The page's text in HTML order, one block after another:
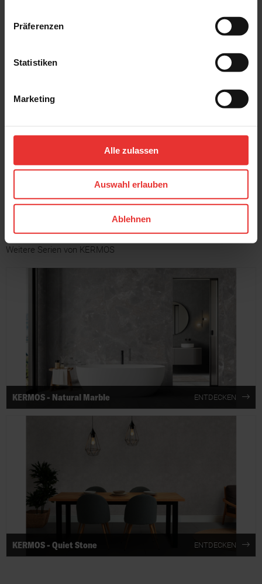
Präferenzen
Statistiken
Marketing
Alle zulassen
Auswahl erlauben
Ablehnen
Solana
Solana
mittelgrau - matt
Weitere Serien von KERMOS
KERMOS - Natural Marble ENTDECKEN
KERMOS - Quiet Stone ENTDECKEN